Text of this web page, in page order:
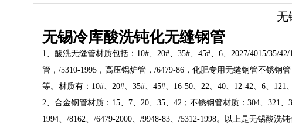
无
无锡冷库酸洗钝化无缝钢管
1、酸洗无缝管材质包括：10#、20#、35#、45#、6、2027/4015/35/
管，/5310-1995，高压锅炉管，/6479-86，化肥专用无缝钢管不锈钢
等。材质有：10#、20#、35#、45#、16-50、22、40、12-42、6、121
2、合金钢管材质：15、7、20、35、42；不锈钢管材质：304、321
1994、/8162、/6479-2000、/9948-83、/5312-1998。以上是无锡酸洗